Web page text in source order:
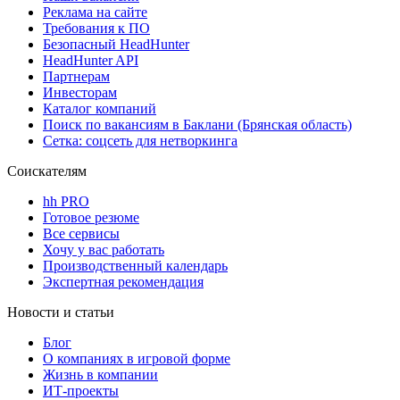
Реклама на сайте
Требования к ПО
Безопасный HeadHunter
HeadHunter API
Партнерам
Инвесторам
Каталог компаний
Поиск по вакансиям в Баклани (Брянская область)
Сетка: соцсеть для нетворкинга
Соискателям
hh PRO
Готовое резюме
Все сервисы
Хочу у вас работать
Производственный календарь
Экспертная рекомендация
Новости и статьи
Блог
О компаниях в игровой форме
Жизнь в компании
ИТ-проекты